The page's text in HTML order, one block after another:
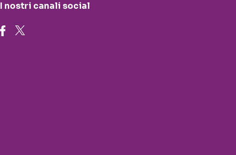
I nostri canali social